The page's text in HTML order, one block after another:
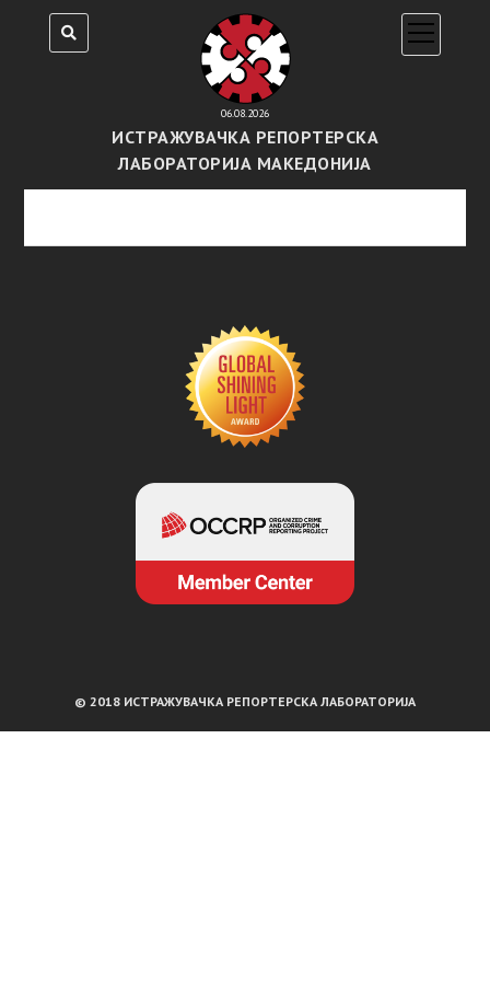
06.08.2026
ИСТРАЖУВАЧКА РЕПОРТЕРСКА
ЛАБОРАТОРИЈА МАКЕДОНИЈА
open
menu
© 2018 ИСТРАЖУВАЧКА РЕПОРТЕРСКА ЛАБОРАТОРИЈА